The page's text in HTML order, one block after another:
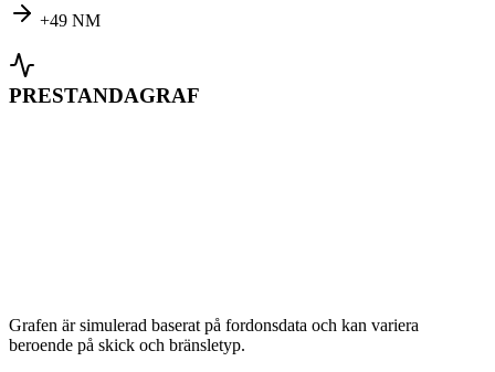
+49 NM
PRESTANDAGRAF
Grafen är simulerad baserat på fordonsdata och kan variera
beroende på skick och bränsletyp.